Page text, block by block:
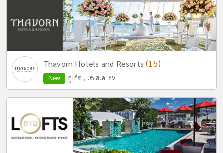
Thavorn Hotels and Resorts(15)
New ภูเก็ต , 05 ส.ค. 69